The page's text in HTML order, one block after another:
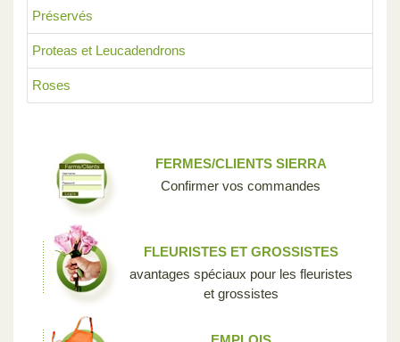
Préservés
Proteas et Leucadendrons
Roses
FERMES/CLIENTS SIERRA
Confirmer vos commandes
FLEURISTES ET GROSSISTES
avantages spéciaux pour les fleuristes
et grossistes